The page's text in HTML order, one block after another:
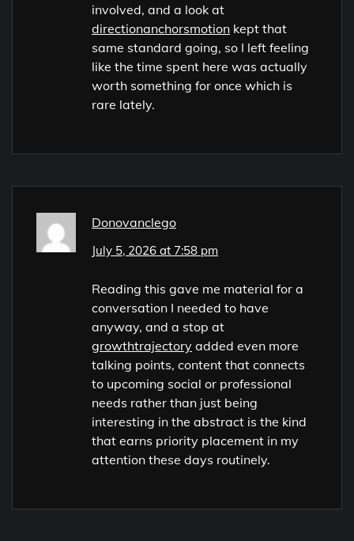
involved, and a look at
directionanchorsmotion kept that
same standard going, so I left feeling
like the time spent here was actually
worth something for once which is
rare lately.
Donovanclego
July 5, 2026 at 7:58 pm
Reading this gave me material for a
conversation I needed to have
anyway, and a stop at
growthtrajectory added even more
talking points, content that connects
to upcoming social or professional
needs rather than just being
interesting in the abstract is the kind
that earns priority placement in my
attention these days routinely.